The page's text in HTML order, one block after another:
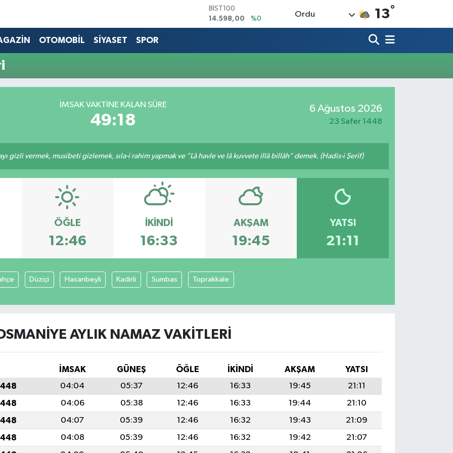
BİST100
14.598,00
%0
BITCOIN
53,38690
%0.19
Ordu 13°
OTOMOBİL SİYASET SPOR
İMSAK VAKTİNE KALAN SÜRE
49:18
6 Ağustos 2026
23 Safer 1448
gizli vermek, musibeti gizlemek, sıla-i rahim yapmak ve "Lâ havle ve lâ kuvvete illâ billâh" demek. (Hadis-i Şerif)
ÖĞLE
12:46
İKINDI
16:33
AKŞAM
19:45
YATSI
21:11
Düziçi Hasanbeyli Kadirli Sumbas Toprakkale
AYLIK NAMAZ VAKITLERI
İMSAK GÜNEŞ ÖĞLE İKINDI AKŞAM
YATSI
04:04 05:37 12:46 16:33 19:45
21:11
04:06 05:38 12:46 16:33 19:44
21:10
04:07 05:39 12:46 16:32 19:43
21:09
04:08 05:39 12:46 16:32 19:42
21:07